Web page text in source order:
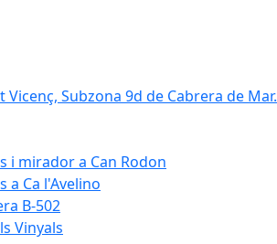
Subzona 9d de Cabrera de Mar.
i mirador a Can Rodon
a Ca l'Avelino
B-502
Vinyals